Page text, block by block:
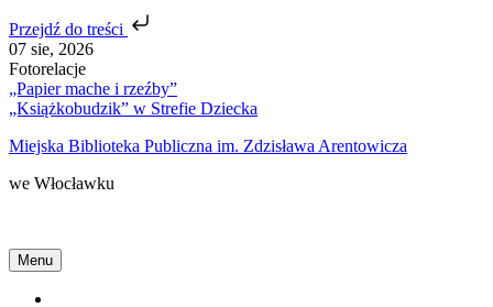
Przejdź do treści
Skip
to
content
07 sie, 2026
Fotorelacje
„Papier mache i rzeźby”
„Książkobudzik” w Strefie Dziecka
Miejska Biblioteka Publiczna im. Zdzisława Arentowicza
we Włocławku
Menu